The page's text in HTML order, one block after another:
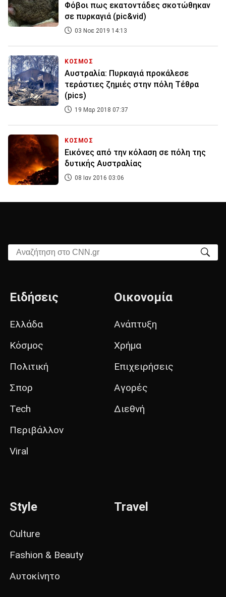
Φόβοι πως εκατοντάδες σκοτώθηκαν
σε πυρκαγιά (pic&vid)
03 Νοε 2019 14:13
ΚΟΣΜΟΣ
Αυστραλία: Πυρκαγιά προκάλεσε
τεράστιες ζημιές στην πόλη Τέθρα
(pics)
19 Μαρ 2018 07:37
ΚΟΣΜΟΣ
Εικόνες από την κόλαση σε πόλη της
δυτικής Αυστραλίας
08 Ιαν 2016 03:06
Αναζήτηση στο CNN.gr
Ειδήσεις
Ελλάδα
Κόσμος
Πολιτική
Σπορ
Tech
Περιβάλλον
Viral
Οικονομία
Ανάπτυξη
Χρήμα
Επιχειρήσεις
Αγορές
Διεθνή
Style
Culture
Fashion & Beauty
Αυτοκίνητο
Travel